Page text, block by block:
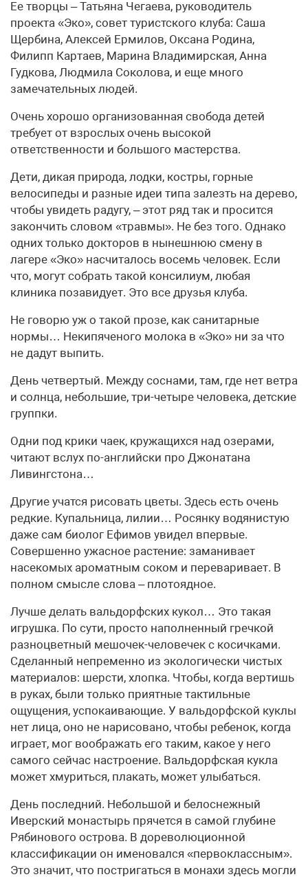
Ее творцы – Татьяна Чегаева, руководитель
проекта «Эко», совет туристского клуба: Саша
Щербина, Алексей Ермилов, Оксана Родина,
Филипп Картаев, Марина Владимирская, Анна
Гудкова, Людмила Соколова, и еще много
замечательных людей.
Очень хорошо организованная свобода детей
требует от взрослых очень высокой
ответственности и большого мастерства.
Дети, дикая природа, лодки, костры, горные
велосипеды и разные идеи типа залезть на дерево,
чтобы увидеть радугу, – этот ряд так и просится
закончить словом «травмы». Не без того. Однако
одних только докторов в нынешнюю смену в
лагере «Эко» насчиталось восемь человек. Если
что, могут собрать такой консилиум, любая
клиника позавидует. Это все друзья клуба.
Не говорю уж о такой прозе, как санитарные
нормы… Некипяченого молока в «Эко» ни за что
не дадут выпить.
День четвертый. Между соснами, там, где нет ветра
и солнца, небольшие, три-четыре человека, детские
группки.
Одни под крики чаек, кружащихся над озерами,
читают вслух по-английски про Джонатана
Ливингстона…
Другие учатся рисовать цветы. Здесь есть очень
редкие. Купальница, лилии… Росянку водянистую
даже сам биолог Ефимов увидел впервые.
Совершенно ужасное растение: заманивает
насекомых ароматным соком и переваривает. В
полном смысле слова – плотоядное.
Лучше делать вальдорфских кукол… Это такая
игрушка. По сути, просто наполненный гречкой
разноцветный мешочек-человечек с косичками.
Сделанный непременно из экологически чистых
материалов: шерсти, хлопка. Чтобы, когда вертишь
в руках, были только приятные тактильные
ощущения, успокаивающие. У вальдорфской куклы
нет лица, оно не нарисовано, чтобы ребенок, когда
играет, мог воображать его таким, какое у него
самого сейчас настроение. Вальдорфская кукла
может хмуриться, плакать, может улыбаться.
День последний. Небольшой и белоснежный
Иверский монастырь прячется в самой глубине
Рябинового острова. В дореволюционной
классификации он именовался «первоклассным».
Это значит, что постригаться в монахи здесь могли